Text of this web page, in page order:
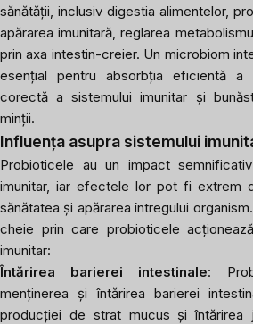
sănătății, inclusiv digestia alimentelor,
apărarea imunitară, reglarea
prin axa intestin-creier. Un microbiom
esențial pentru absorbția eficientă a
corectă a sistemului imunitar și
minții.
Influența asupra sistemului
Probioticele au un impact
imunitar, iar efectele lor pot fi extrem
sănătatea și apărarea întregului
cheie prin care probioticele
imunitar:
Întărirea barierei intestinale:
menținerea și întărirea barierei
producției de strat mucus și întărirea